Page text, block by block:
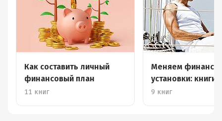
Как составить личный
финансовый план
11 книг
Меняем
установки: книги
работы над собой
9 книг